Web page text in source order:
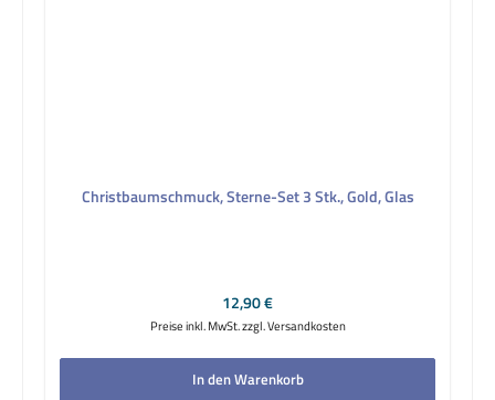
Christbaumschmuck, Sterne-Set 3 Stk., Gold, Glas
Regulärer Preis:
12,90 €
Preise inkl. MwSt. zzgl. Versandkosten
In den Warenkorb